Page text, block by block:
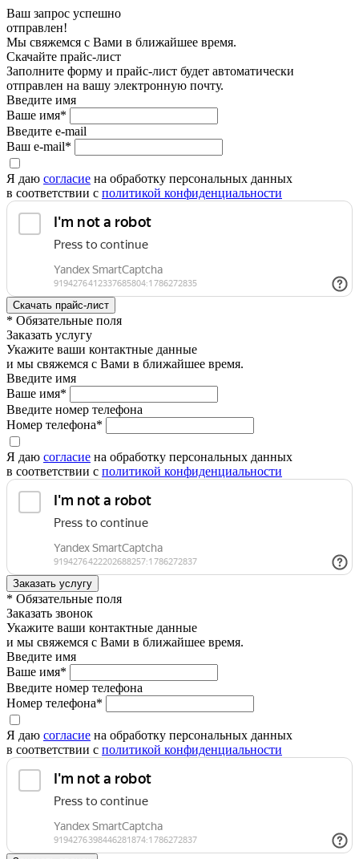
Ваш запрос успешно
отправлен!
Мы свяжемся с Вами в ближайшее время.
Скачайте прайс-лист
Заполните форму и прайс-лист будет автоматически
отправлен на вашу электронную почту.
Введите имя
Ваше имя*
Введите e-mail
Ваш e-mail*
Я даю согласие на обработку персональных данных
в соответствии с политикой конфиденциальности
* Обязательные поля
Заказать услугу
Укажите ваши контактные данные
и мы свяжемся с Вами в ближайшее время.
Введите имя
Ваше имя*
Введите номер телефона
Номер телефона*
Я даю согласие на обработку персональных данных
в соответствии с политикой конфиденциальности
* Обязательные поля
Заказать звонок
Укажите ваши контактные данные
и мы свяжемся с Вами в ближайшее время.
Введите имя
Ваше имя*
Введите номер телефона
Номер телефона*
Я даю согласие на обработку персональных данных
в соответствии с политикой конфиденциальности